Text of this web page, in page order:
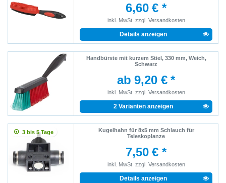
6,60 € *
inkl. MwSt. zzgl. Versandkosten
Details anzeigen
Handbürste mit kurzem Stiel, 330 mm, Weich,
Schwarz
ab 9,20 € *
inkl. MwSt. zzgl. Versandkosten
2 Varianten anzeigen
3 bis 5 Tage
Kugelhahn für 8x5 mm Schlauch für
Teleskoplanze
7,50 € *
inkl. MwSt. zzgl. Versandkosten
Details anzeigen